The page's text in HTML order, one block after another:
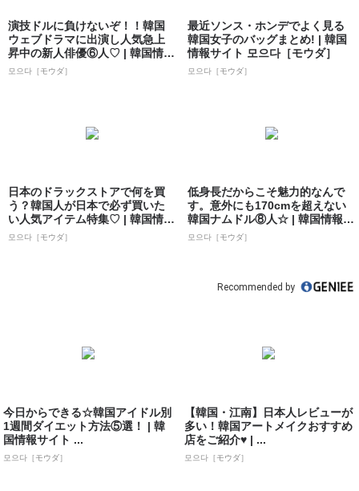
演技ドルに負けないぞ！！韓国
ウェブドラマに出演し人気急上
昇中の新人俳優⑥人♡ | 韓国情報
サイト ...
모으다［モウダ］
最近ソンス・ホンデでよく見る
韓国女子のバッグまとめ! | 韓国
情報サイト 모으다［モウダ］
모으다［モウダ］
日本のドラックストアで何を買
う？韓国人が日本で必ず買いた
い人気アイテム特集♡ | 韓国情報
サイト ...
모으다［モウダ］
低身長だからこそ魅力的なんで
す。意外にも170cmを超えない
韓国ナムドル⑧人☆ | 韓国情報サ
イト...
모으다［モウダ］
Recommended by
今日からできる☆韓国アイドル別
1週間ダイエット方法⑤選！ | 韓
国情報サイト ...
모으다［モウダ］
【韓国・江南】日本人レビューが
多い！韓国アートメイクおすすめ
店をご紹介♥ | ...
모으다［モウダ］